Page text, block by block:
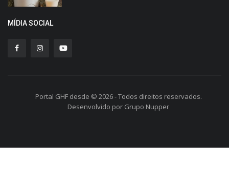
MÍDIA SOCIAL
Portal GHF desde © 2026 - Todos direitos reservados.
Desenvolvido por Grupo Nupper